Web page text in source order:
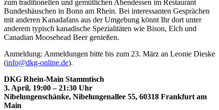
zum traditionellen und gemütlichen Abendessen im Restaurant
Bundeshäuschen in Bonn am Rhein. Bei interessanten Gesprächen
mit anderen Kanadafans aus der Umgebung könnt Ihr dort unter
anderem typisch kanadische Spezialitäten wie Bison, Elch und
Canadian Moosehead Beer genießen.
Anmeldung: Anmeldungen bitte bis zum 23. März an Leonie Dieske
(info@dkg-online.de).
DKG Rhein-Main Stammtisch
3. April, 19:00 – 21:30 Uhr
Nibelungenschänke, Nibelungenallee 55, 60318 Frankfurt am
Main